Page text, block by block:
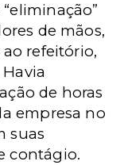
de mãos,
refeitório,
de horas
empresa no
suas
contágio.